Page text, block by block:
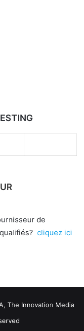
de
cliquez ici
The Innovation Media